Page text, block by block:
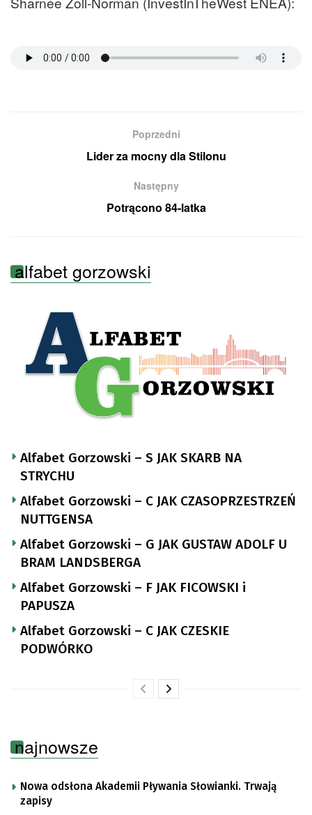
Poprzedni
Lider za mocny dla Stilonu
Następny
Potrącono 84-latka
alfabet gorzowski
Alfabet Gorzowski – S JAK SKARB NA
STRYCHU
Alfabet Gorzowski – C JAK CZASOPRZESTRZEŃ
NUTTGENSA
Alfabet Gorzowski – G JAK GUSTAW ADOLF U
BRAM LANDSBERGA
Alfabet Gorzowski – F JAK FICOWSKI i
PAPUSZA
Alfabet Gorzowski – C JAK CZESKIE
PODWÓRKO
najnowsze
Nowa odsłona Akademii Pływania Słowianki. Trwają
zapisy